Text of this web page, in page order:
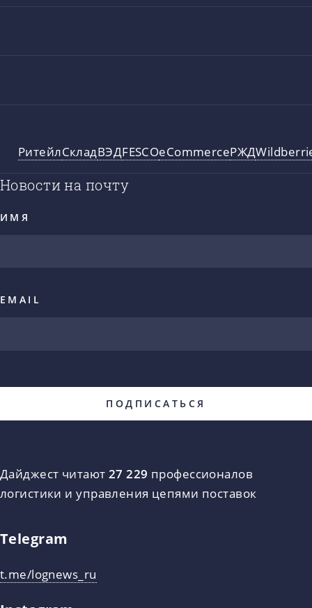
РитейлСкладВЭДFESCOeCommerceРЖД
Новости на почту
ИМЯ
EMAIL
Дайджест читают 27 229 профессионалов
логистики и управления цепями поставок
Telegram
t.me/lognews_ru